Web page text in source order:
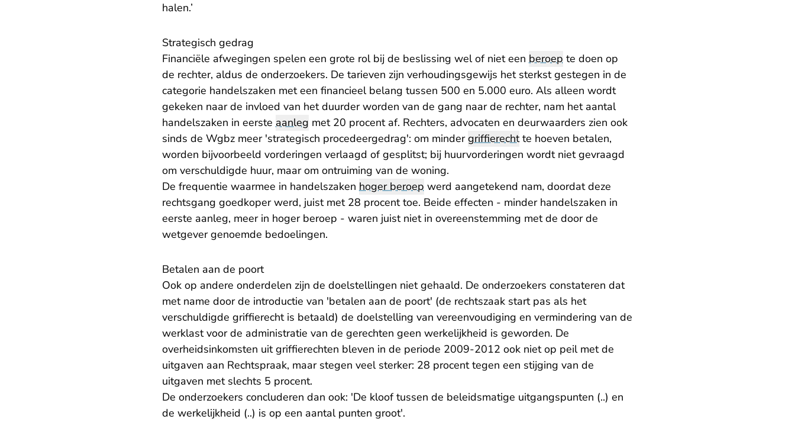
halen.’
Strategisch gedrag
Financiële afwegingen spelen een grote rol bij de beslissing wel of niet een beroep te doen op
de rechter, aldus de onderzoekers. De tarieven zijn verhoudingsgewijs het sterkst gestegen in de
categorie handelszaken met een financieel belang tussen 500 en 5.000 euro. Als alleen wordt
gekeken naar de invloed van het duurder worden van de gang naar de rechter, nam het aantal
handelszaken in eerste aanleg met 20 procent af. Rechters, advocaten en deurwaarders zien ook
sinds de Wgbz meer 'strategisch procedeergedrag': om mindergriffierechtte hoeven betalen,
worden bijvoorbeeld vorderingen verlaagd of gesplitst; bij huurvorderingen wordt niet gevraagd
om verschuldigde huur, maar om ontruiming van de woning.
De frequentie waarmee in handelszaken hoger beroep werd aangetekend nam, doordat deze
rechtsgang goedkoper werd, juist met 28 procent toe. Beide effecten - minder handelszaken in
eerste aanleg, meer in hoger beroep - waren juist niet in overeenstemming met de door de
wetgever genoemde bedoelingen.
​Betalen aan de poort
Ook op andere onderdelen zijn de doelstellingen niet gehaald. De onderzoekers constateren dat
met name door de introductie van 'betalen aan de poort' (de rechtszaak start pas als het
verschuldigde griffierecht is betaald) de doelstelling van vereenvoudiging en vermindering van de
werklast voor de administratie van de gerechten geen werkelijkheid is geworden. De
overheidsinkomsten uit griffierechten bleven in de periode 2009-2012 ook niet op peil met de
uitgaven aan Rechtspraak, maar stegen veel sterker: 28 procent tegen een stijging van de
uitgaven met slechts 5 procent.
De onderzoekers concluderen dan ook: 'De kloof tussen de beleidsmatige uitgangspunten (..) en
de werkelijkheid (..) is op een aantal punten groot'.